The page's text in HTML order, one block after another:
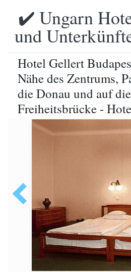
✔️ Ungarn
und
Hotel Gellert
Nähe des Zentrums,
die Donau und auf die
Freiheitsbrücke -